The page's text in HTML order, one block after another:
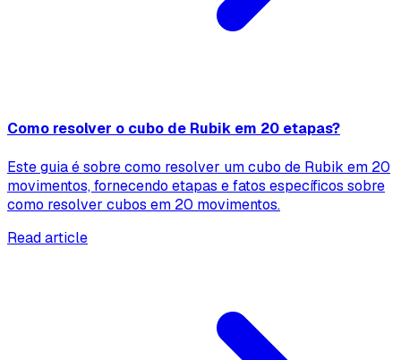
Como resolver o cubo de Rubik em 20 etapas?
Este guia é sobre como resolver um cubo de Rubik em 20
movimentos, fornecendo etapas e fatos específicos sobre
como resolver cubos em 20 movimentos.
Read article